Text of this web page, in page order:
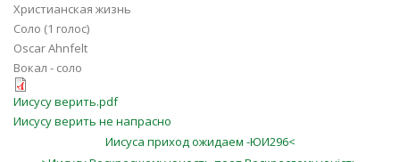
Христианская жизнь
Соло (1 голос)
Oscar Ahnfelt
Вокал - соло
Иисусу верить.pdf
Иисусу верить не напрасно
Иисуса приход ожидаем -ЮИ296<